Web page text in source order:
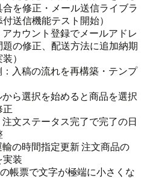
合を修正・メール送信ライブラ
送信機能テスト開始）
アカウント登録でメールアドレ
の修正、配送方法に追加納期
）
：入稿の流れを再構築・テンプ
から選択を始めると商品を選択
正
注文ステータス完了で完了の日
輸の時間指定更新 注文商品の
実装
の帳票で文字が極端に小さくな